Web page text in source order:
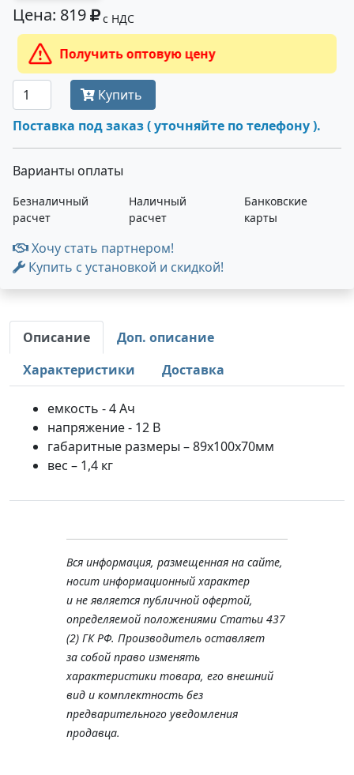
Цена: 819 с НДС
Получить оптовую цену
Купить
Поставка под заказ ( уточняйте по телефону ).
Варианты оплаты
Безналичный
расчет
Наличный
расчет
Банковские
карты
Хочу стать партнером!
Купить с установкой и скидкой!
Описание
Доп. описание
Характеристики
Доставка
емкость - 4 Aч
напряжение - 12 В
габаритные размеры – 89х100х70мм
вес – 1,4 кг
Вся информация, размещенная на сайте,
носит информационный характер
и не является публичной офертой,
определяемой положениями Статьи 437
(2) ГК РФ. Производитель оставляет
за собой право изменять
характеристики товара, его внешний
вид и комплектность без
предварительного уведомления
продавца.